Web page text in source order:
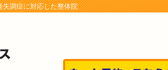
調症に対応した整体院